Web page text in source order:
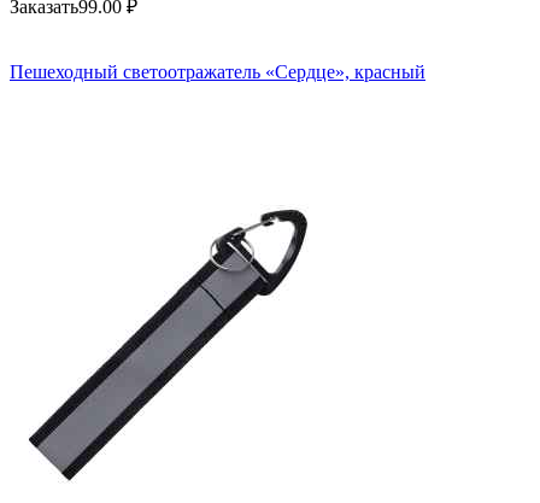
Заказать99.00 ₽
Пешеходный светоотражатель «Сердце», красный